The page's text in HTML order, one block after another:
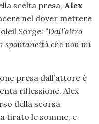
scelta presa, Alex
nel dover mettere
Sorge: “Dall’altro
spontaneità che non mi
presa dall’attore è
riflessione. Alex
della scorsa
tirato le somme, e